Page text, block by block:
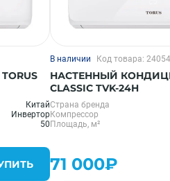
Китай
Инвертор
50
В наличии Код товара:
НАСТЕННЫЙ
CLASSIC TVK-24H
Страна бренда
Компрессор
Площадь, м²
71 000₽